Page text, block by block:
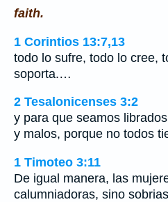
faith.
1 Corintios 13:7,13
todo lo sufre, todo lo cree,
soporta.…
2 Tesalonicenses 3:2
y para que seamos
y malos, porque no todos
1 Timoteo 3:11
De igual manera, las
calumniadoras, sino